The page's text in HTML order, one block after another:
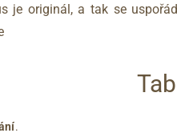
je originál, a tak se
.